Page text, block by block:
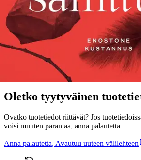
Näytä lisää tuotekuvausta
Ominaisuudet
Oletko tyytyväinen
Ovatko tuotetiedot riittävät? Jos
voisi muuten parantaa, anna palautetta.
Anna palautetta, Avautuu uuteen välilehteen